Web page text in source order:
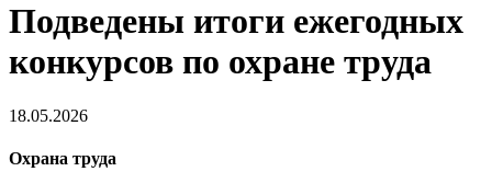
Подведены итоги ежегодных
конкурсов по охране труда
18.05.2026
Охрана труда